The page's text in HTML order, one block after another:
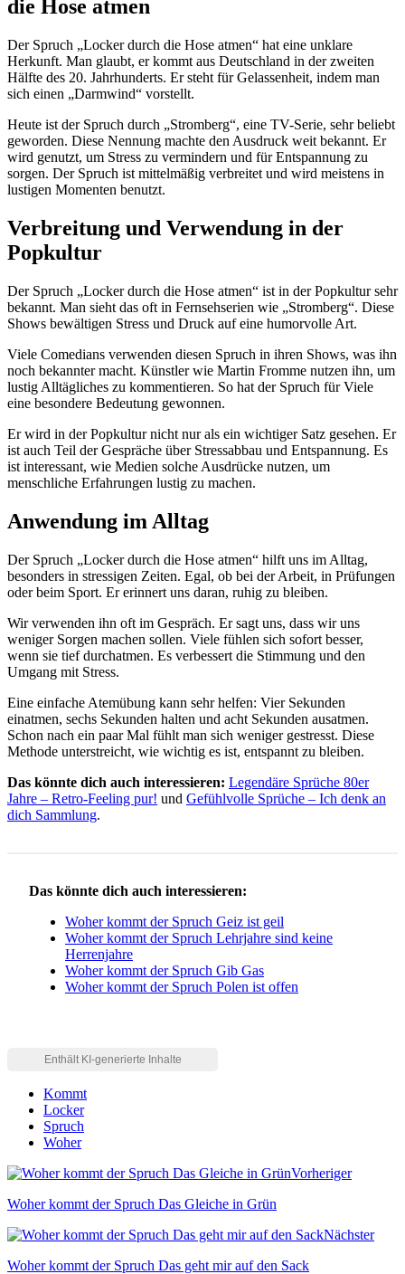
die Hose atmen
Der Spruch „Locker durch die Hose atmen“ hat eine unklare
Herkunft. Man glaubt, er kommt aus Deutschland in der zweiten
Hälfte des 20. Jahrhunderts. Er steht für Gelassenheit, indem man
sich einen „Darmwind“ vorstellt.
Heute ist der Spruch durch „Stromberg“, eine TV-Serie, sehr beliebt
geworden. Diese Nennung machte den Ausdruck weit bekannt. Er
wird genutzt, um Stress zu vermindern und für Entspannung zu
sorgen. Der Spruch ist mittelmäßig verbreitet und wird meistens in
lustigen Momenten benutzt.
Verbreitung und Verwendung in der
Popkultur
Der Spruch „Locker durch die Hose atmen“ ist in der Popkultur sehr
bekannt. Man sieht das oft in Fernsehserien wie „Stromberg“. Diese
Shows bewältigen Stress und Druck auf eine humorvolle Art.
Viele Comedians verwenden diesen Spruch in ihren Shows, was ihn
noch bekannter macht. Künstler wie Martin Fromme nutzen ihn, um
lustig Alltägliches zu kommentieren. So hat der Spruch für Viele
eine besondere Bedeutung gewonnen.
Er wird in der Popkultur nicht nur als ein wichtiger Satz gesehen. Er
ist auch Teil der Gespräche über Stressabbau und Entspannung. Es
ist interessant, wie Medien solche Ausdrücke nutzen, um
menschliche Erfahrungen lustig zu machen.
Anwendung im Alltag
Der Spruch „Locker durch die Hose atmen“ hilft uns im Alltag,
besonders in stressigen Zeiten. Egal, ob bei der Arbeit, in Prüfungen
oder beim Sport. Er erinnert uns daran, ruhig zu bleiben.
Wir verwenden ihn oft im Gespräch. Er sagt uns, dass wir uns
weniger Sorgen machen sollen. Viele fühlen sich sofort besser,
wenn sie tief durchatmen. Es verbessert die Stimmung und den
Umgang mit Stress.
Eine einfache Atemübung kann sehr helfen: Vier Sekunden
einatmen, sechs Sekunden halten und acht Sekunden ausatmen.
Schon nach ein paar Mal fühlt man sich weniger gestresst. Diese
Methode unterstreicht, wie wichtig es ist, entspannt zu bleiben.
Das könnte dich auch interessieren: Legendäre Sprüche 80er
Jahre – Retro-Feeling pur! und Gefühlvolle Sprüche – Ich denk an
dich Sammlung.
Das könnte dich auch interessieren:
Woher kommt der Spruch Geiz ist geil
Woher kommt der Spruch Lehrjahre sind keine
Herrenjahre
Woher kommt der Spruch Gib Gas
Woher kommt der Spruch Polen ist offen
Kommt
Locker
Spruch
Woher
Vorheriger
Woher kommt der Spruch Das Gleiche in Grün
Nächster
Woher kommt der Spruch Das geht mir auf den Sack